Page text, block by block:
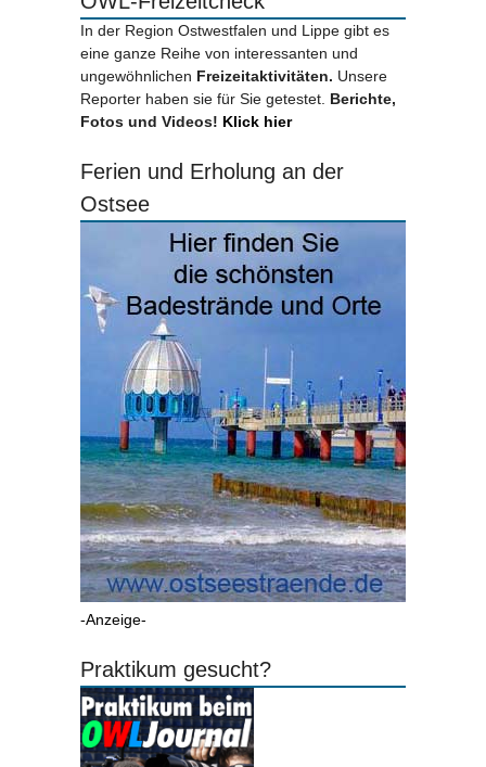
In der Region Ostwestfalen und Lippe gibt es
eine ganze Reihe von interessanten und
ungewöhnlichen Freizeitaktivitäten. Unsere
Reporter haben sie für Sie getestet. Berichte,
Fotos und Videos! Klick hier
Ferien und Erholung an der
Ostsee
-Anzeige-
Praktikum gesucht?